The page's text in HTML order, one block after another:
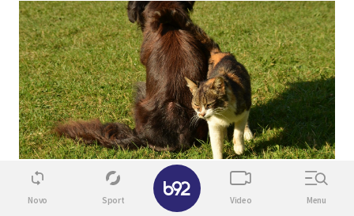
08. 08. 2026 22:00
Један љубимац или више њих? Како ускладити
Novo Sport Video Menu
✕